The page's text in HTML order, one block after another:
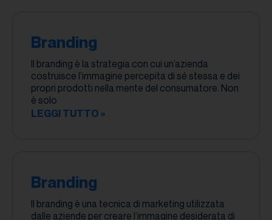
Branding
Il branding è la strategia con cui un’azienda
costruisce l’immagine percepita di sé stessa e dei
propri prodotti nella mente del consumatore. Non
è solo
LEGGI TUTTO »
Branding
Il branding è una tecnica di marketing utilizzata
dalle aziende per creare l’immagine desiderata di